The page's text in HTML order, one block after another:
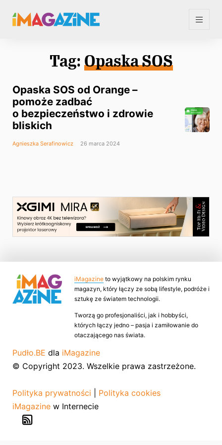
Tag: Opaska SOS
Opaska SOS od Orange –
pomoże zadbać
o bezpieczeństwo i zdrowie
bliskich
Agnieszka Serafinowicz 26 marca 2024
iMagazine to wyjątkowy na polskim rynku
magazyn, który łączy ze sobą lifestyle, podróże i
sztukę ze światem technologii.
Tworzą go profesjonaliści, jak i hobbyści,
których łączy jedno – pasja i zamiłowanie do
otaczającego nas świata.
Pudło.BE dla iMagazine
© Copyright 2023. Wszelkie prawa zastrzeżone.
Polityka prywatności
Polityka cookies
iMagazine w Internecie